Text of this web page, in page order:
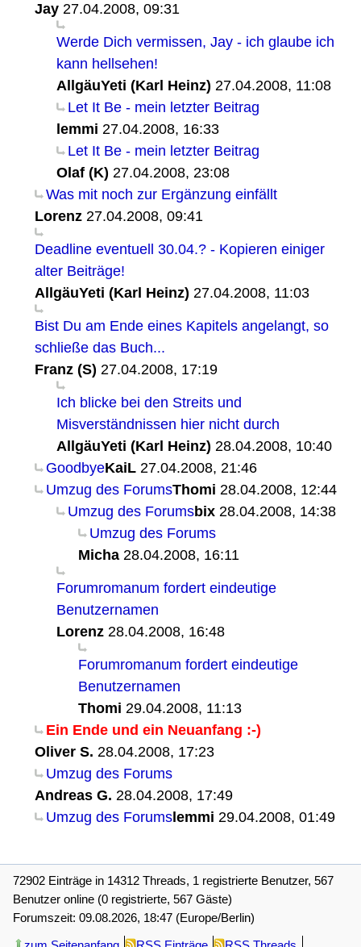
Jay 27.04.2008, 09:31
Werde Dich vermissen, Jay - ich glaube ich
kann hellsehen!
AllgäuYeti (Karl Heinz) 27.04.2008, 11:08
Let It Be - mein letzter Beitrag
lemmi 27.04.2008, 16:33
Let It Be - mein letzter Beitrag
Olaf (K) 27.04.2008, 23:08
Was mit noch zur Ergänzung einfällt
Lorenz 27.04.2008, 09:41
Deadline eventuell 30.04.? - Kopieren einiger
alter Beiträge!
AllgäuYeti (Karl Heinz) 27.04.2008, 11:03
Bist Du am Ende eines Kapitels angelangt, so
schließe das Buch...
Franz (S) 27.04.2008, 17:19
Ich blicke bei den Streits und
Misverständnissen hier nicht durch
AllgäuYeti (Karl Heinz) 28.04.2008, 10:40
GoodbyeKaiL 27.04.2008, 21:46
Umzug des ForumsThomi 28.04.2008, 12:44
Umzug des Forumsbix 28.04.2008, 14:38
Umzug des Forums
Micha 28.04.2008, 16:11
Forumromanum fordert eindeutige
Benutzernamen
Lorenz 28.04.2008, 16:48
Forumromanum fordert eindeutige
Benutzernamen
Thomi 29.04.2008, 11:13
Ein Ende und ein Neuanfang :-)
Oliver S. 28.04.2008, 17:23
Umzug des Forums
Andreas G. 28.04.2008, 17:49
Umzug des Forums lemmi 29.04.2008, 01:49
72902 Einträge in 14312 Threads, 1 registrierte Benutzer, 567
Benutzer online (0 registrierte, 567 Gäste)
Forumszeit: 09.08.2026, 18:47 (Europe/Berlin)